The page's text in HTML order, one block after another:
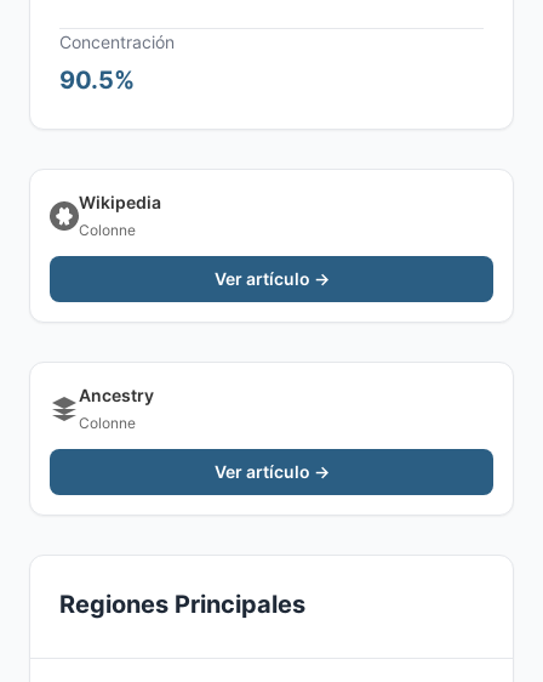
Concentración
90.5%
Wikipedia
Colonne
Ver artículo →
Ancestry
Colonne
Ver artículo →
Regiones Principales